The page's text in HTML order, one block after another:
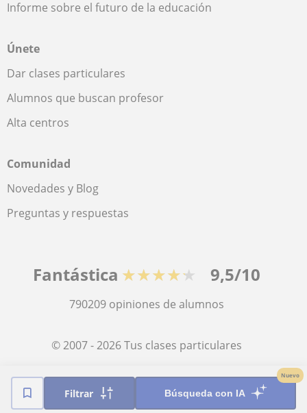
Filtrar Búsqueda con IA
Nuevo
Informe sobre el futuro de la educación
Únete
Dar clases particulares
Alumnos que buscan profesor
Alta centros
Comunidad
Novedades y Blog
Preguntas y respuestas
Fantástica ★★★★★ 9,5/10
790209 opiniones de alumnos
© 2007 - 2026 Tus clases particulares
Mapa web:Profesores particulares